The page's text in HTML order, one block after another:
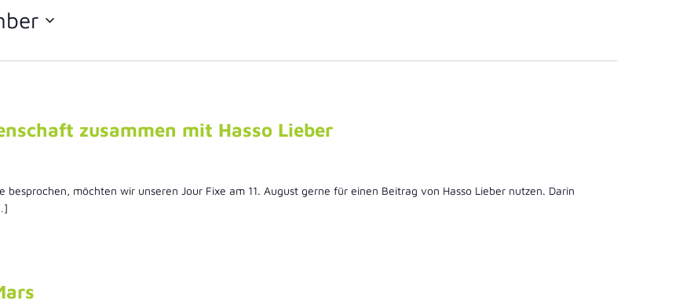
zusammen mit Hasso Lieber
besprochen, möchten wir unseren Jour Fixe am 11. August gerne für einen Beitrag von Hasso Lieber nutzen. Darin